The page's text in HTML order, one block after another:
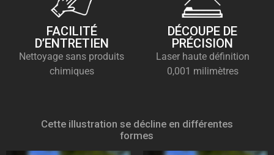
FACILITÉ
D’ENTRETIEN
Nettoyage sans produits
chimiques
DÉCOUPE DE
PRÉCISION
Laser haute définition
0,001 milimètres
Cette illustration se décline en différentes
formes